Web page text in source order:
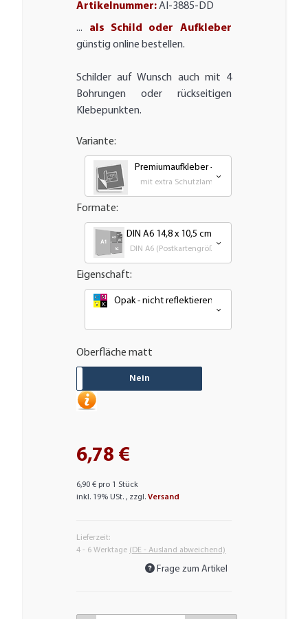
Artikelnummer:AI-3885-DD
... als Schild oder Aufkleber
günstig online bestellen.
Schilder auf Wunsch auch mit 4
Bohrungen oder rückseitigen
Klebepunkten.
Variante:
Premiumaufkleber - wetterfest, UV-
mit extra Schutzlaminat für bestmöglichen
Formate:
DIN A6 14,8 x 10,5 cm
DIN A6 (Postkartengröße)
Eigenschaft:
Opak - nicht reflektierend oder nachleuchtend
Oberfläche matt
Nein
6,78 €
6,90 € pro 1 Stück
inkl. 19% USt. , zzgl.Versand
Lieferzeit:
4 - 6 Werktage (DE - Ausland abweichend)
Frage zum Artikel